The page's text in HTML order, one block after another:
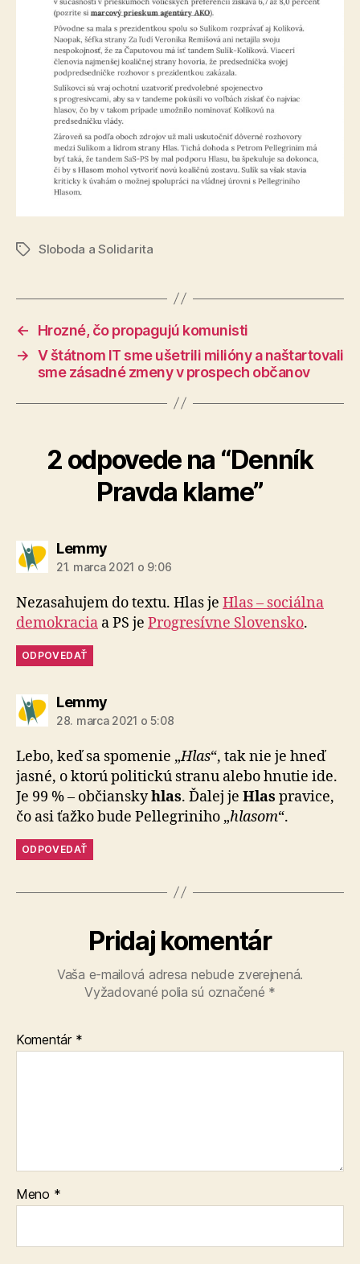
ZnačkySloboda a Solidarita
←
Hrozné, čo propagujú komunisti
→ V štátnom IT sme ušetrili milióny a naštartovali
sme zásadné zmeny v prospech občanov
2 odpovede na “Denník
Pravda klame”
Lemmyhovorí:
21. marca 2021 o 9:06
Nezasahujem do textu. Hlas je Hlas – sociálna
demokracia a PS je Progresívne Slovensko.
ODPOVEDAŤ
Lemmyhovorí:
28. marca 2021 o 5:08
Lebo, keď sa spomenie „Hlas“, tak nie je hneď
jasné, o ktorú politickú stranu alebo hnutie ide.
Je 99 % – občianskyhlas. Ďalej je Hlas pravice,
čo asi ťažko bude Pellegriniho „hlasom“.
ODPOVEDAŤ
Pridaj komentár
Vaša e-mailová adresa nebude zverejnená.
Vyžadované polia sú označené *
Komentár *
Meno *